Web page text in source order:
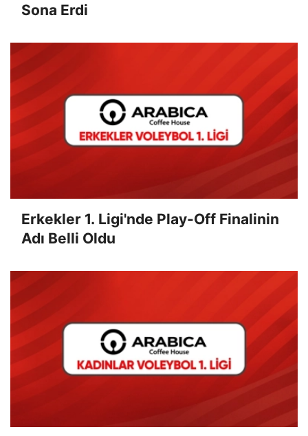
Sona Erdi
Erkekler 1. Ligi'nde Play-Off Finalinin
Adı Belli Oldu